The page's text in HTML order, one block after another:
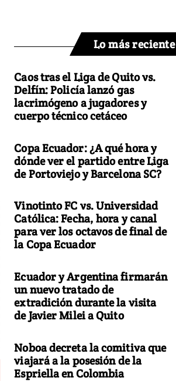
Lo más reciente
Caos tras el Liga de Quito vs.
Delfín: Policía lanzó gas
lacrimógeno a jugadores y
cuerpo técnico cetáceo
Copa Ecuador: ¿A qué hora y
dónde ver el partido entre Liga
de Portoviejo y Barcelona SC?
Vinotinto FC vs. Universidad
Católica: Fecha, hora y canal
para ver los octavos de final de
la Copa Ecuador
Ecuador y Argentina firmarán
un nuevo tratado de
extradición durante la visita
de Javier Milei a Quito
Noboa decreta la comitiva que
viajará a la posesión de la
Espriella en Colombia